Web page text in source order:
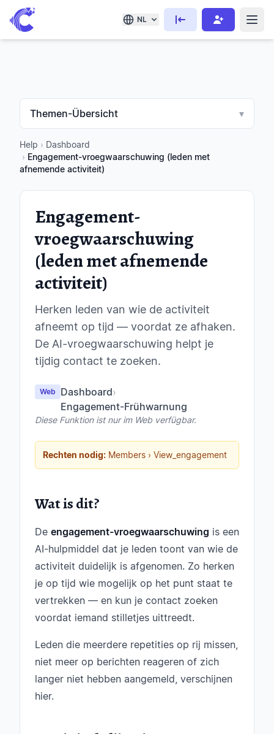
NL
Themen-Übersicht ▾
Help › Dashboard
› Engagement-vroegwaarschuwing (leden met
afnemende activiteit)
Engagement-
vroegwaarschuwing
(leden met afnemende
activiteit)
Herken leden van wie de activiteit
afneemt op tijd — voordat ze afhaken.
De AI-vroegwaarschuwing helpt je
tijdig contact te zoeken.
Web Dashboard›
Engagement-Frühwarnung
Diese Funktion ist nur im Web verfügbar.
Rechten nodig: Members › View_engagement
Wat is dit?
De engagement-vroegwaarschuwing is een
AI-hulpmiddel dat je leden toont van wie de
activiteit duidelijk is afgenomen. Zo herken
je op tijd wie mogelijk op het punt staat te
vertrekken — en kun je contact zoeken
voordat iemand stilletjes uittreedt.
Leden die meerdere repetities op rij missen,
niet meer op berichten reageren of zich
langer niet hebben aangemeld, verschijnen
hier.